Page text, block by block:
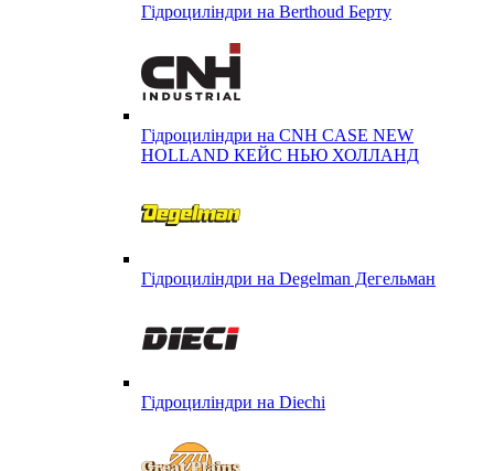
Гідроциліндри на Berthoud Берту
Гідроциліндри на CNH CASE NEW
HOLLAND КЕЙС НЬЮ ХОЛЛАНД
Гідроциліндри на Degelman Дегельман
Гідроциліндри на Diechi